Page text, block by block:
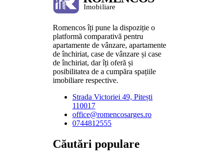
Romencos îți pune la dispoziție o
platformă comparativă pentru
apartamente de vânzare, apartamente
de închiriat, case de vânzare și case
de închiriat, dar îți oferă și
posibilitatea de a cumpăra spațiile
imobiliare respective.
Strada Victoriei 49, Pitești
110017
office@romencosarges.ro
0744812555
Căutări populare